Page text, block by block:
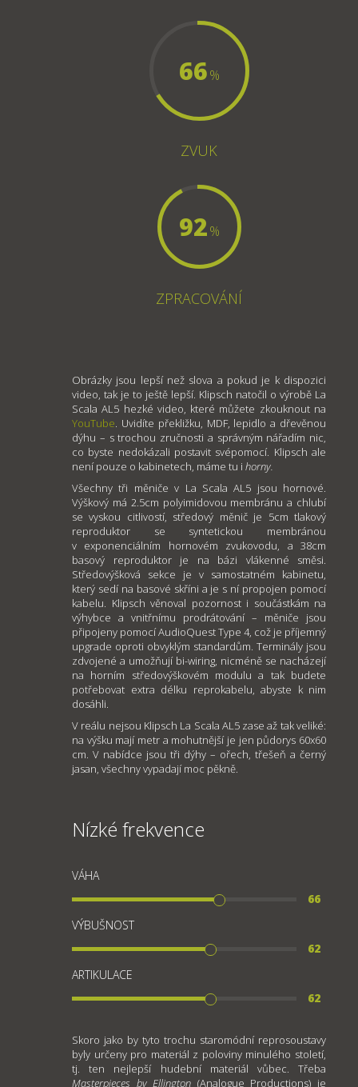
66%
ZVUK
92%
ZPRACOVÁNÍ
Obrázky jsou lepší než slova a pokud je k dispozici
video, tak je to ještě lepší. Klipsch natočil o výrobě La
Scala AL5 hezké video, které můžete zkouknout na
YouTube. Uvidíte překližku, MDF, lepidlo a dřevěnou
dýhu – s trochou zručnosti a správným nářadím nic,
co byste nedokázali postavit svépomocí. Klipsch ale
není pouze o kabinetech, máme tu i horny.
Všechny tři měniče v La Scala AL5 jsou hornové.
Výškový má 2.5cm polyimidovou membránu a chlubí
se vyskou citlivostí, středový měnič je 5cm tlakový
reproduktor se syntetickou membránou
v exponenciálním hornovém zvukovodu, a 38cm
basový reproduktor je na bázi vlákenné směsi.
Středovýšková sekce je v samostatném kabinetu,
který sedí na basové skříni a je s ní propojen pomocí
kabelu. Klipsch věnoval pozornost i součástkám na
výhybce a vnitřnímu prodrátování – měniče jsou
připojeny pomocí AudioQuest Type 4, což je příjemný
upgrade oproti obvyklým standardům. Terminály jsou
zdvojené a umožňují bi-wiring, nicméně se nacházejí
na horním středovýškovém modulu a tak budete
potřebovat extra délku reprokabelu, abyste k nim
dosáhli.
V reálu nejsou Klipsch La Scala AL5 zase až tak veliké:
na výšku mají metr a mohutnější je jen půdorys 60x60
cm. V nabídce jsou tři dýhy – ořech, třešeň a černý
jasan, všechny vypadají moc pěkně.
Nízké frekvence
VÁHA
66
VÝBUŠNOST
62
ARTIKULACE
62
Skoro jako by tyto trochu staromódní reprosoustavy
byly určeny pro materiál z poloviny minulého století,
tj. ten nejlepší hudební materiál vůbec. Třeba
Masterpieces by Ellington (Analogue Productions) je